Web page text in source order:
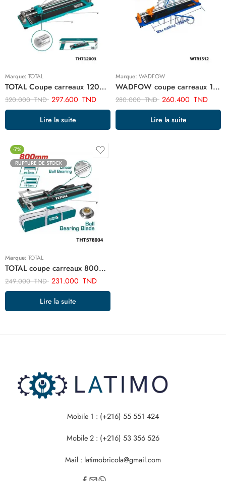
Marque: TOTAL
TOTAL Coupe carreaux 1200mm THT12001
320.000TND 297.600 TND
Lire la suite
Marque: WADFOW
WADFOW coupe carreaux 1200mm WTR1512
280.000TND 260.400 TND
Lire la suite
-7%
RUPTURE DE STOCK
Marque: TOTAL
TOTAL coupe carreaux 800mm THT578004
249.000TND 231.000 TND
Lire la suite
Mobile 1 : (+216) 55 551 424
Mobile 2 : (+216) 53 356 526
Mail : latimobricola@gmail.com